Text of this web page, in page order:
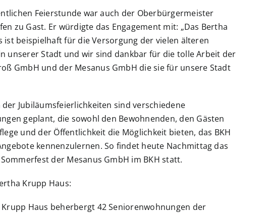
Feierstunde war auch der Oberbürgermeister
zu Gast. Er würdigte das Engagement mit: „Das Bertha
ist beispielhaft für die Versorgung der vielen älteren
unserer Stadt und wir sind dankbar für die tolle Arbeit der
GmbH und der Mesanus GmbH die sie für unsere Stadt
der Jubiläumsfeierlichkeiten sind verschiedene
geplant, die sowohl den Bewohnenden, den Gästen
und der Öffentlichkeit die Möglichkeit bieten, das BKH
kennenzulernen. So findet heute Nachmittag das
der Mesanus GmbH im BKH statt.
Krupp Haus:
Krupp Haus beherbergt 42 Seniorenwohnungen der